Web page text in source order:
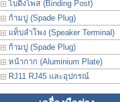
ไบดิ้งโพส (Binding Post)
ก้ามปู (Spade Plug)
แท็บลำโพง (Speaker Terminal)
ก้ามปู (Spade Plug)
หน้ากาก (Aluminium Plate)
RJ11 RJ45 และอุปกรณ์